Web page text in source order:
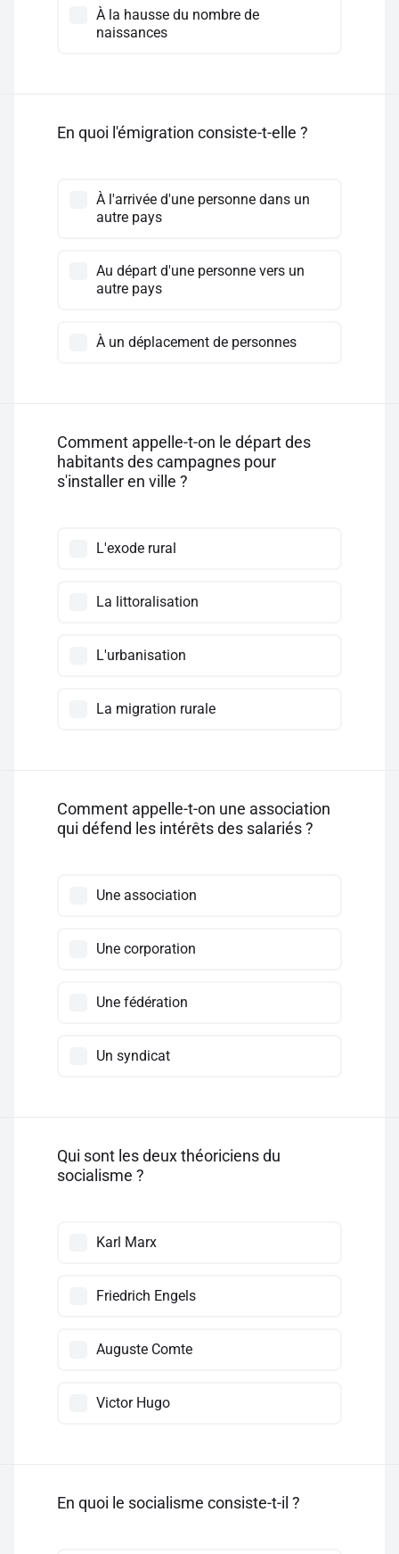
À la hausse du nombre de
naissances
En quoi l'émigration consiste-t-elle ?
À l'arrivée d'une personne dans un
autre pays
Au départ d'une personne vers un
autre pays
À un déplacement de personnes
Comment appelle-t-on le départ des
habitants des campagnes pour
s'installer en ville ?
L'exode rural
La littoralisation
L'urbanisation
La migration rurale
Comment appelle-t-on une association
qui défend les intérêts des salariés ?
Une association
Une corporation
Une fédération
Un syndicat
Qui sont les deux théoriciens du
socialisme ?
Karl Marx
Friedrich Engels
Auguste Comte
Victor Hugo
En quoi le socialisme consiste-t-il ?